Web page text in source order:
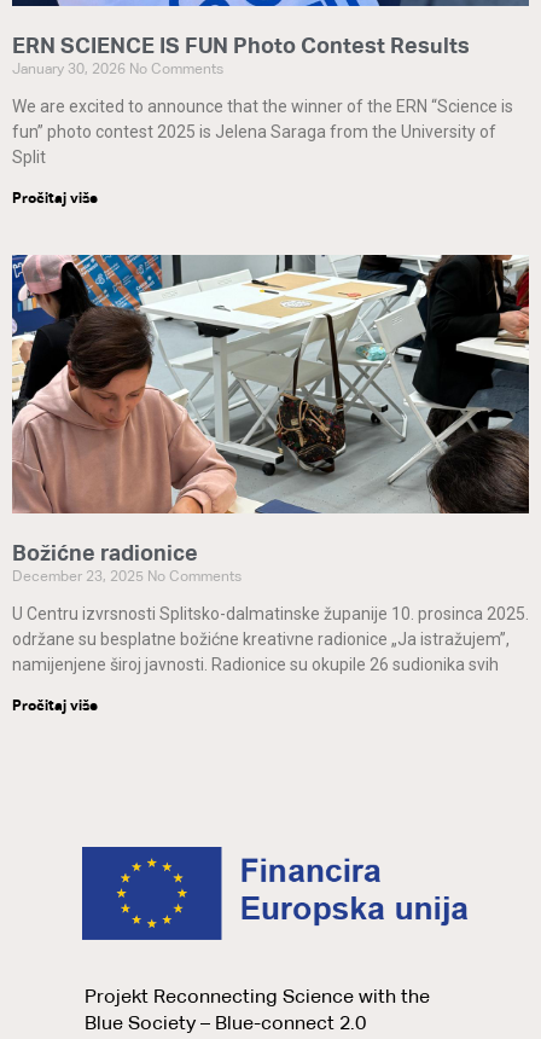
ERN SCIENCE IS FUN Photo Contest Results
January 30, 2026 No Comments
We are excited to announce that the winner of the ERN “Science is
fun” photo contest 2025 is Jelena Saraga from the University of
Split
Pročitaj više
Božićne radionice
December 23, 2025 No Comments
U Centru izvrsnosti Splitsko-dalmatinske županije 10. prosinca 2025.
održane su besplatne božićne kreativne radionice „Ja istražujem”,
namijenjene široj javnosti. Radionice su okupile 26 sudionika svih
Pročitaj više
Projekt Reconnecting Science with the
Blue Society – Blue-connect 2.0